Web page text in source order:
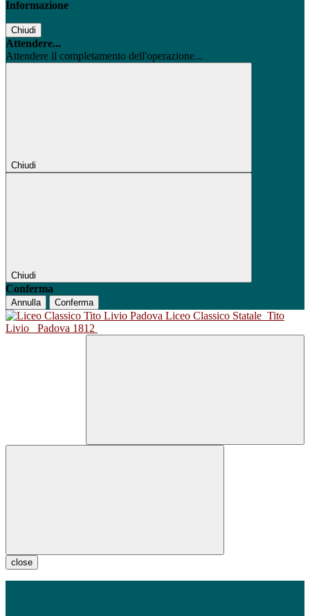
Informazione
Chiudi
Attendere...
Attendere il completamento dell'operazione...
Chiudi
Chiudi
Conferma
Annulla Conferma
Liceo Classico Statale Tito
Livio
Padova 1812
close